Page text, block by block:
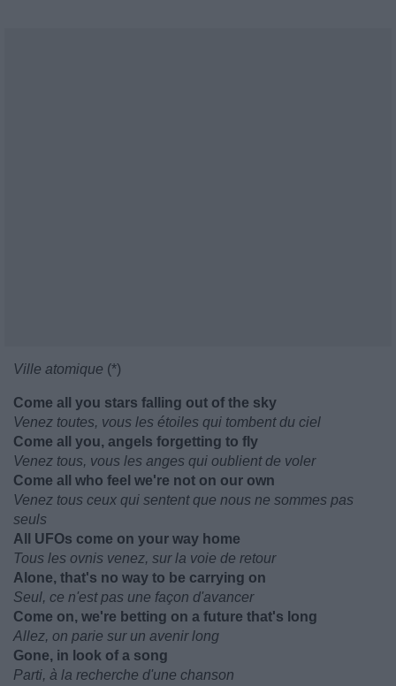
Ville atomique (*)
Come all you stars falling out of the sky
Venez toutes, vous les étoiles qui tombent du ciel
Come all you, angels forgetting to fly
Venez tous, vous les anges qui oublient de voler
Come all who feel we're not on our own
Venez tous ceux qui sentent que nous ne sommes pas
seuls
All UFOs come on your way home
Tous les ovnis venez, sur la voie de retour
Alone, that's no way to be carrying on
Seul, ce n'est pas une façon d'avancer
Come on, we're betting on a future that's long
Allez, on parie sur un avenir long
Gone, in look of a song
Parti, à la recherche d'une chanson